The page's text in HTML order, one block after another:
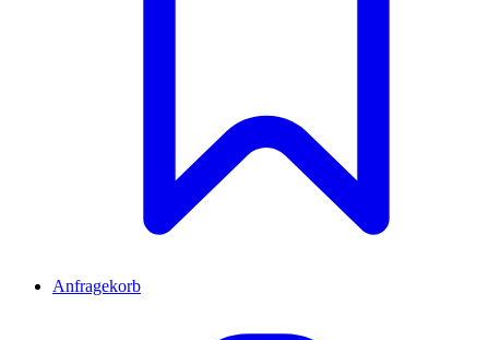
Anfragekorb